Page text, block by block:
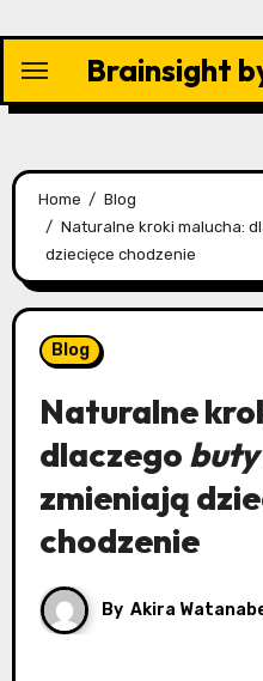
content
Brainsight
Home
Blog
Naturalne kroki malucha:
dziecięce chodzenie
Blog
Naturalne
dlaczego
zmieniają
chodzenie
By Akira